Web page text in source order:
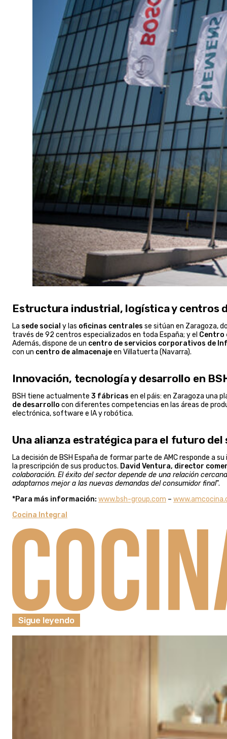
Estructura industrial, logística y centros
La sede social y las oficinas centrales se sitúan en Zaragoza,
través de 92 centros especializados en toda España; y el Centro
Además, dispone de un centro de servicios corporativos de
con un centro de almacenajeen Villatuerta (Navarra).
Innovación, tecnología y desarrollo en
BSH tiene actualmente 3 fábricas en el páis: en Zaragoza una
de desarrollo con diferentes competencias en las áreas de
electrónica, software e IA y robótica.
Una alianza estratégica para el futuro del
La decisión de BSH España de formar parte de AMC responde
la prescripción de sus productos. David Ventura, director
colaboración. El éxito del sector depende de una relación
adaptarnos mejor a las nuevas demandas del consumidor final”.
*Para más información: www.bsh-group.com –
Cocina Integral
Sigue leyendo